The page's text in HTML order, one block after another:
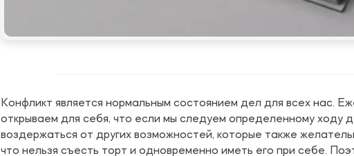
Конфликт является нормальным состоянием дел для всех нас.
открываем для себя, что если мы следуем определенному ходу
воздержаться от других возможностей, которые также
что нельзя съесть торт и одновременно иметь его при себе.